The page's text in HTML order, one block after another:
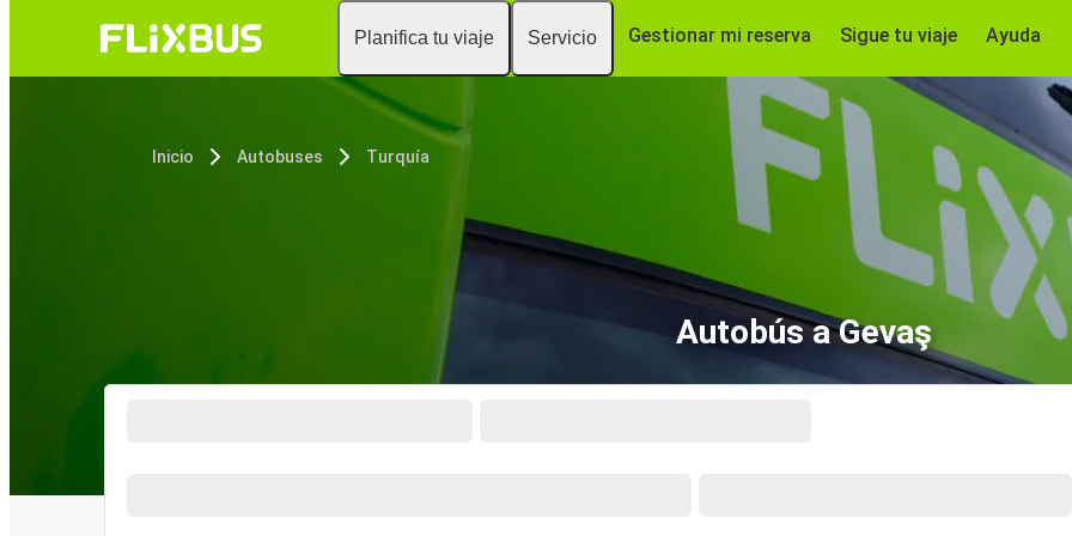
Planifica tu viaje Servicio Gestionar mi reserva Sigue tu viaje Ayuda
Inicio Autobuses Turquía
Autobús a Gevaş